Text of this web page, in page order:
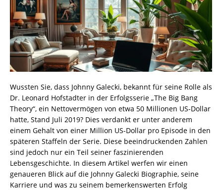
Wussten Sie, dass Johnny Galecki, bekannt für seine Rolle als
Dr. Leonard Hofstadter in der Erfolgsserie „The Big Bang
Theory“, ein Nettovermögen von etwa 50 Millionen US-Dollar
hatte, Stand Juli 2019? Dies verdankt er unter anderem
einem Gehalt von einer Million US-Dollar pro Episode in den
späteren Staffeln der Serie. Diese beeindruckenden Zahlen
sind jedoch nur ein Teil seiner faszinierenden
Lebensgeschichte. In diesem Artikel werfen wir einen
genaueren Blick auf die Johnny Galecki Biographie, seine
Karriere und was zu seinem bemerkenswerten Erfolg